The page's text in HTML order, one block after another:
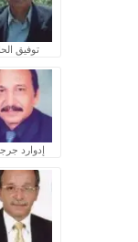
توفيق
إدوارد